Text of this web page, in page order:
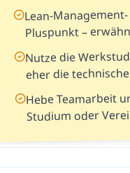
Lean-
Pluspunkt –
Nutze die
eher die
Hebe Teamarbeit
Studium oder